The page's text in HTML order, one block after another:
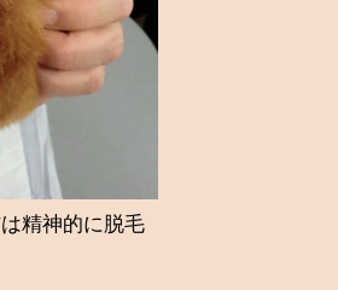
精神的に脱毛